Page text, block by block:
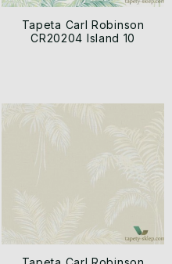
Tapeta Carl Robinson
CR20204 Island 10